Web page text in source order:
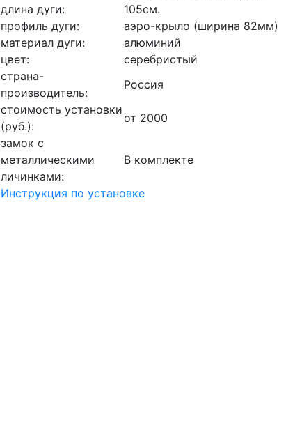
длина дуги:
105см.
профиль дуги:
аэро-крыло (ширина 82мм)
материал дуги:
алюминий
цвет:
серебристый
страна-
производитель:
Россия
стоимость установки
(руб.):
от 2000
замок с
металлическими
личинками:
В комплекте
Инструкция по установке